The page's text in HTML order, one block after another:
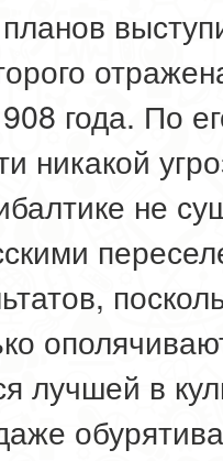
года. По
никакой
не
лучшей в